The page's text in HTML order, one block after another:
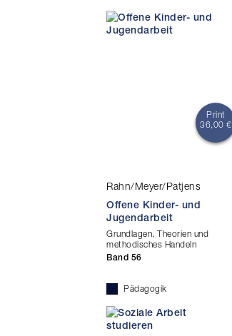
Print
36,00 €
Rahn/Meyer/Patjens
Offene Kinder- und
Jugendarbeit
Grundlagen, Theorien und
methodisches Handeln
Band 56
Pädagogik